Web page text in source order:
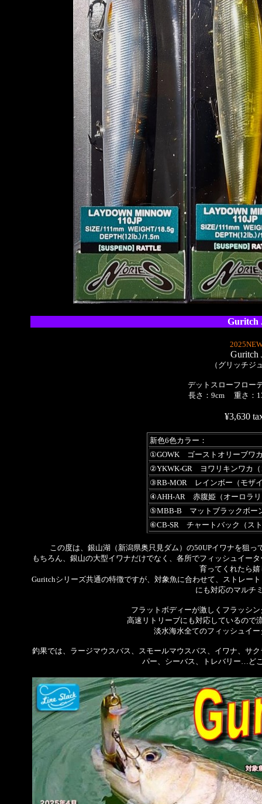
Guritch
Guritch
（グリッチジ
デットスローフロー
長さ：9cm 重さ：
¥3,630
新色6色カラー：
①GOWK ゴーストオリーブワ
②YKWK-GR ヨワリキンワカ（
③RB-MOR レインボー（モザ
④AHH-AR 赤腹姫（オーロラリ
⑤MBB-B マットブラックボー
⑥CB-SR チャートバック（ス
この度は、銀山湖（新潟県奥只見ダム）の50UPイワナを狙
もちろん、銀山の大型イワナだけでなく、各所でフィッシュイー
育ってくれたら
Guritchシリーズ共通の特徴ですが、対象魚に合わせて、ストレー
にも対応のマルチ
フラットボディーが激しくフラッシ
高速リトリーブにも対応しているので
淡水海水全てのフィッシュイ
釣果では、ラージマウスバス、スモールマウスバス、イワナ、サ
パー、シーバス、トレバリー…ど